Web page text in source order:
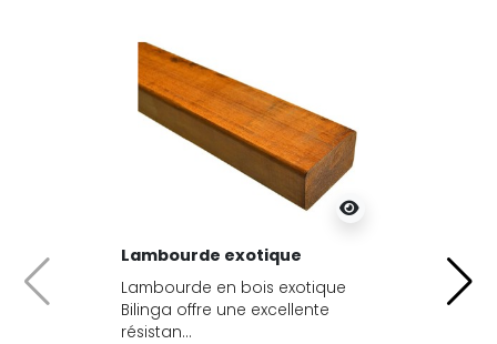
Lambourde exotique
Lambourde en bois exotique
Bilinga offre une excellente
résistan...
Précédent